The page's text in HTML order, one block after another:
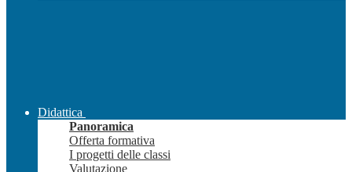
Didattica
Panoramica
Offerta formativa
I progetti delle classi
Valutazione